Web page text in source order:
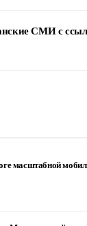
СМИ с
масштабной